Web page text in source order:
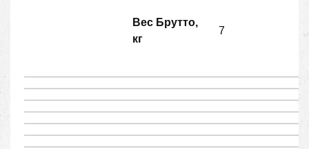
Вес Брутто,
кг
7